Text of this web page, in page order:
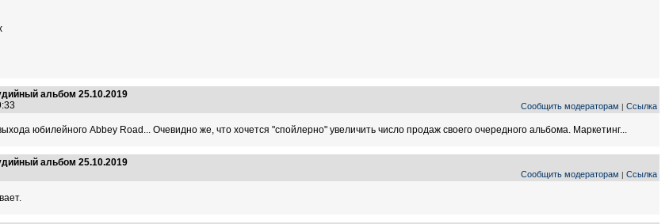
альбом 25.10.2019
Сообщить модераторам | Ссылка
юбилейного Abbey Road... Очевидно же, что хочется "спойлерно" увеличить число продаж своего очередного альбома. Маркетинг...
альбом 25.10.2019
Сообщить модераторам | Ссылка